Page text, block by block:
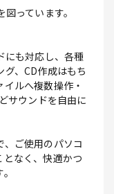
っています。
にも対応し、各種
、CD作成はもち
ルへ複数操作・
サウンドを自由に
ご使用のパソコ
となく、快適かつ